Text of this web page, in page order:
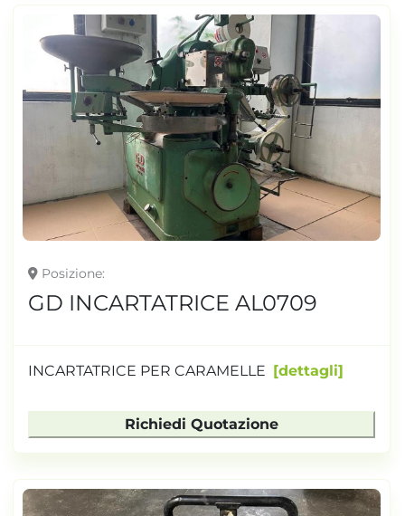
Posizione
GD INCARTATRICE AL0709
INCARTATRICE PER CARAMELLE dettagli
Richiedi Quotazione